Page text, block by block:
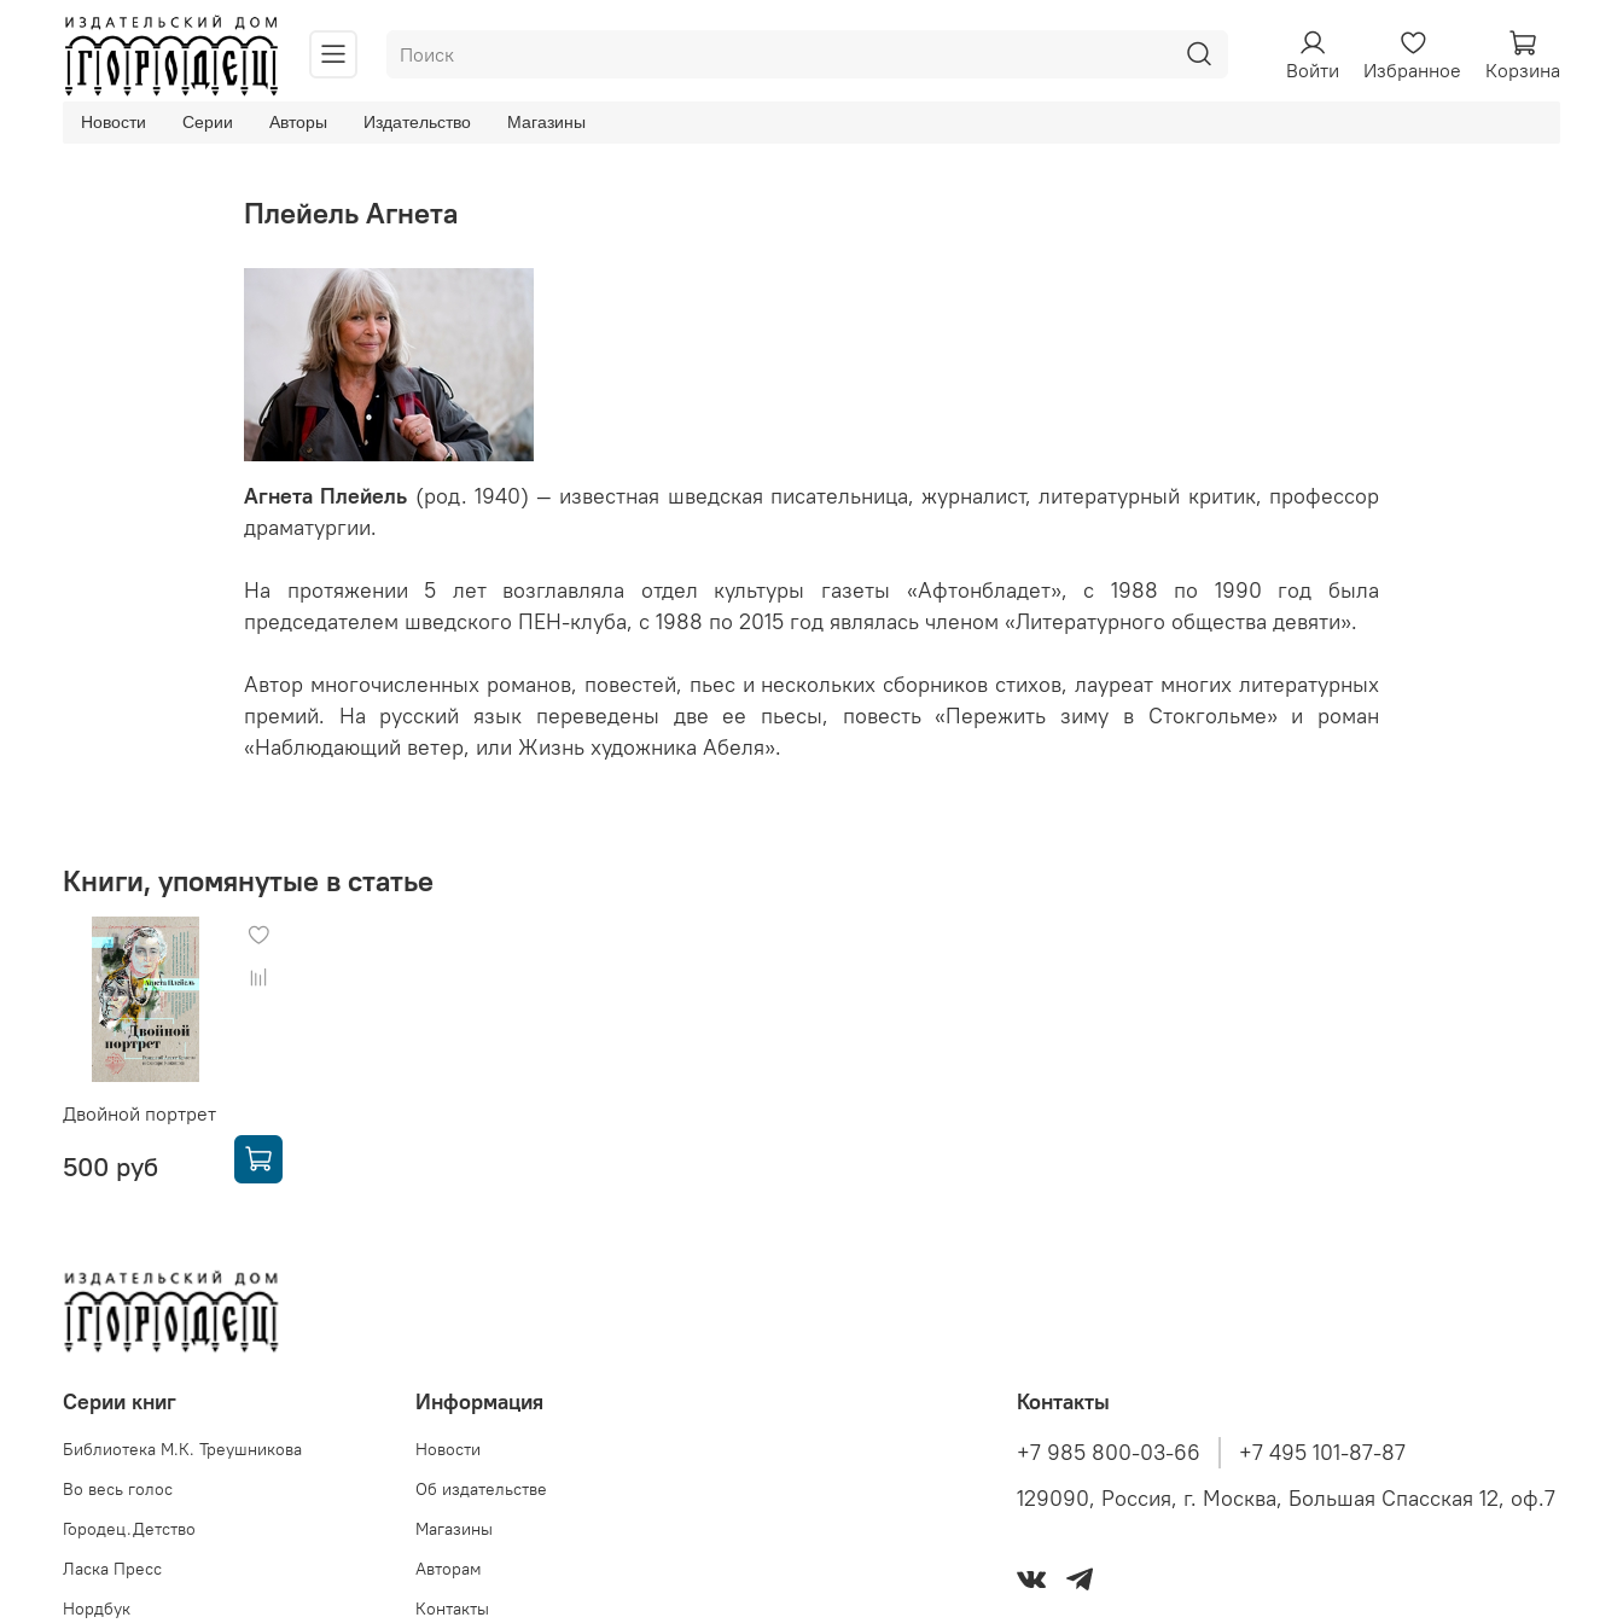
Войти Избранное Корзина
Новости Серии Авторы Издательство Магазины
Плейель Агнета
Агнета Плейель (род. 1940) — известная шведская писательница, журналист, литературный критик, профессор
драматургии.
На протяжении 5 лет возглавляла отдел культуры газеты «Афтонбладет», с 1988 по 1990 год была
председателем шведского ПЕН-клуба, с 1988 по 2015 год являлась членом «Литературного общества девяти».
Автор многочисленных романов, повестей, пьес и нескольких сборников стихов, лауреат многих литературных
премий. На русский язык переведены две ее пьесы, повесть «Пережить зиму в Стокгольме» и роман
«Наблюдающий ветер, или Жизнь художника Абеля».
Книги, упомянутые в статье
Двойной портрет
500 руб
Серии книг
Библиотека М.К. Треушникова
Во весь голос
Городец.Детство
Ласка Пресс
Нордбук
Информация
Новости
Об издательстве
Магазины
Авторам
Контакты
Контакты
+7 985 800-03-66
+7 495 101-87-87
129090, Россия, г. Москва, Большая Спасская 12, оф.7